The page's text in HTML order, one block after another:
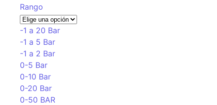
Rango
-1 a 20 Bar
-1 a 5 Bar
-1 a 2 Bar
0-5 Bar
0-10 Bar
0-20 Bar
0-50 BAR